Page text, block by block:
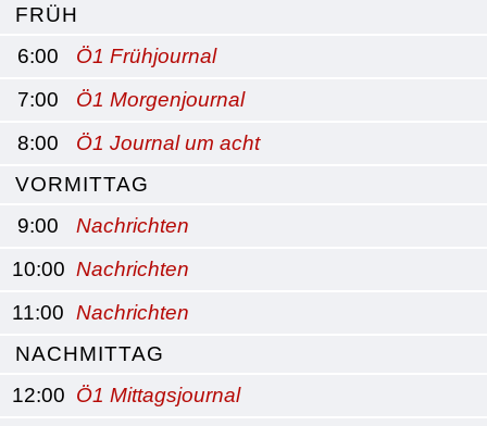
FRÜH
6:00
Ö1 Frühjournal
7:00
Ö1 Morgenjournal
8:00
Ö1 Journal um acht
VORMITTAG
9:00
Nachrichten
10:00 Nachrichten
11:00 Nachrichten
NACHMITTAG
12:00 Ö1 Mittagsjournal